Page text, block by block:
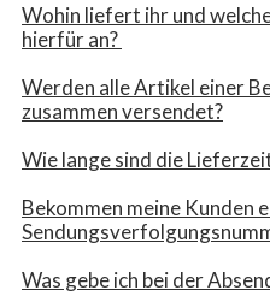
Wohin liefert ihr und
hierfür an? ​
Werden alle Artikel einer
zusammen versendet?
Wie lange sind die
Bekommen meine Kunden
Was gebe ich bei der